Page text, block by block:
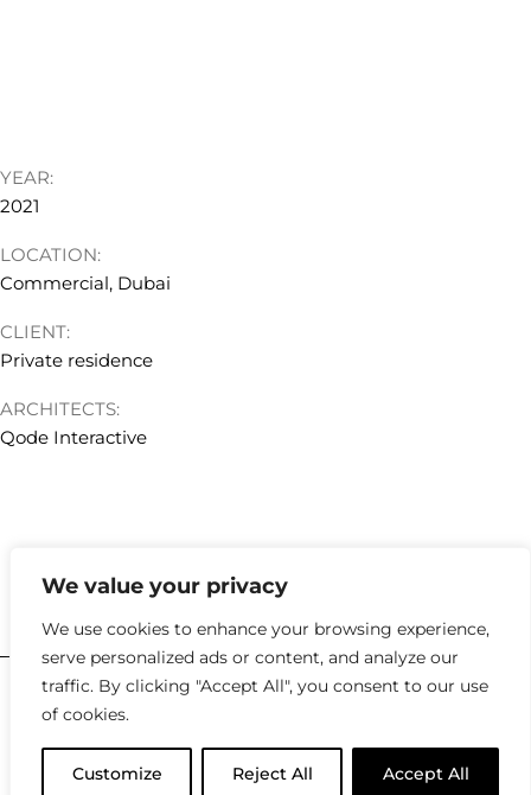
We value your privacy
We use cookies to enhance your browsing experience,
serve personalized ads or content, and analyze our
traffic. By clicking "Accept All", you consent to our use
of cookies.
Customize Reject All Accept All
YEAR:
2021
LOCATION:
Commercial, Dubai
CLIENT:
Private residence
ARCHITECTS:
Qode Interactive
hello@kyklosdesignstudio.com
2023 |Policies